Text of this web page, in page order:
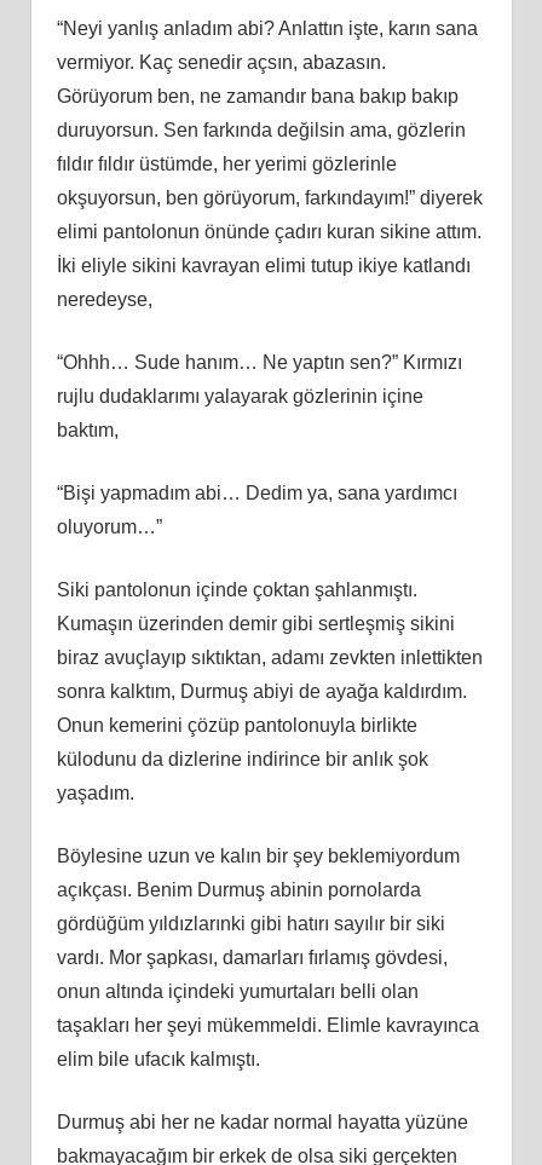
“Neyi yanlış anladım abi? Anlattın işte, karın sana
vermiyor. Kaç senedir açsın, abazasın.
Görüyorum ben, ne zamandır bana bakıp bakıp
duruyorsun. Sen farkında değilsin ama, gözlerin
fıldır fıldır üstümde, her yerimi gözlerinle
okşuyorsun, ben görüyorum, farkındayım!” diyerek
elimi pantolonun önünde çadırı kuran sikine attım.
İki eliyle sikini kavrayan elimi tutup ikiye katlandı
neredeyse,
“Ohhh… Sude hanım… Ne yaptın sen?” Kırmızı
rujlu dudaklarımı yalayarak gözlerinin içine
baktım,
“Bişi yapmadım abi… Dedim ya, sana yardımcı
oluyorum…”
Siki pantolonun içinde çoktan şahlanmıştı.
Kumaşın üzerinden demir gibi sertleşmiş sikini
biraz avuçlayıp sıktıktan, adamı zevkten inlettikten
sonra kalktım, Durmuş abiyi de ayağa kaldırdım.
Onun kemerini çözüp pantolonuyla birlikte
külodunu da dizlerine indirince bir anlık şok
yaşadım.
Böylesine uzun ve kalın bir şey beklemiyordum
açıkçası. Benim Durmuş abinin pornolarda
gördüğüm yıldızlarınki gibi hatırı sayılır bir siki
vardı. Mor şapkası, damarları fırlamış gövdesi,
onun altında içindeki yumurtaları belli olan
taşakları her şeyi mükemmeldi. Elimle kavrayınca
elim bile ufacık kalmıştı.
Durmuş abi her ne kadar normal hayatta yüzüne
bakmayacağım bir erkek de olsa siki gerçekten